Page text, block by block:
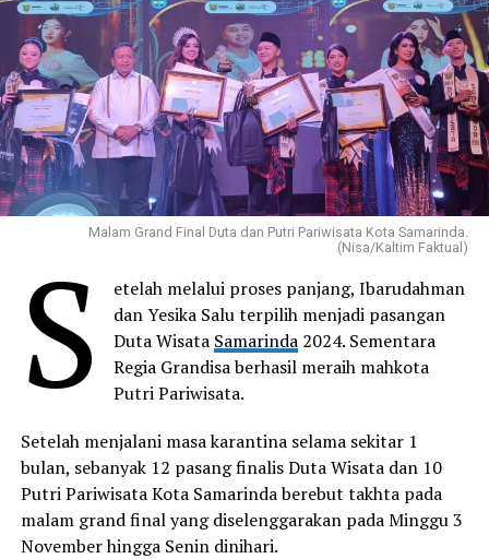
Malam Grand Final Duta dan Putri Pariwisata Kota Samarinda.
(Nisa/Kaltim Faktual)
S
etelah melalui proses panjang, Ibarudahman
dan Yesika Salu terpilih menjadi pasangan
Duta Wisata Samarinda 2024. Sementara
Regia Grandisa berhasil meraih mahkota
Putri Pariwisata.
Setelah menjalani masa karantina selama sekitar 1
bulan, sebanyak 12 pasang finalis Duta Wisata dan 10
Putri Pariwisata Kota Samarinda berebut takhta pada
malam grand final yang diselenggarakan pada Minggu 3
November hingga Senin dinihari.